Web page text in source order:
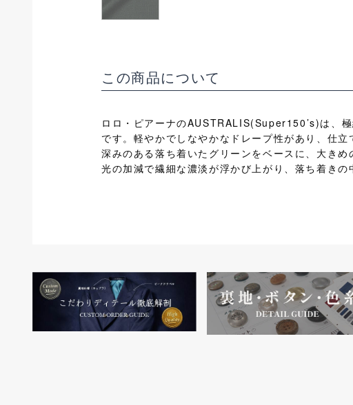
この商品について
ロロ・ピアーナのAUSTRALIS(Super150’s)は、
です。軽やかでしなやかなドレープ性があり、仕立
深みのある落ち着いたグリーンをベースに、大き
光の加減で繊細な濃淡が浮かび上がり、落ち着きの